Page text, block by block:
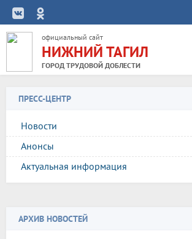
официальный сайт
НИЖНИЙ ТАГИЛ
ГОРОД ТРУДОВОЙ ДОБЛЕСТИ
ПРЕСС-ЦЕНТР
Новости
Анонсы
Актуальная информация
АРХИВ НОВОСТЕЙ